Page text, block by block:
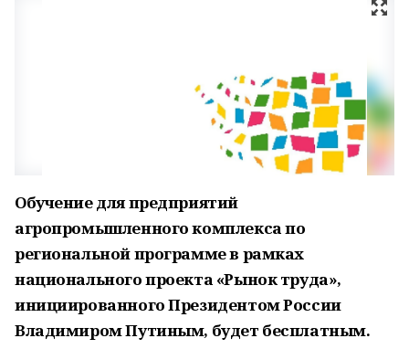
Обучение для предприятий
агропромышленного комплекса по
региональной программе в рамках
национального проекта «Рынок труда»,
инициированного Президентом России
Владимиром Путиным, будет бесплатным.